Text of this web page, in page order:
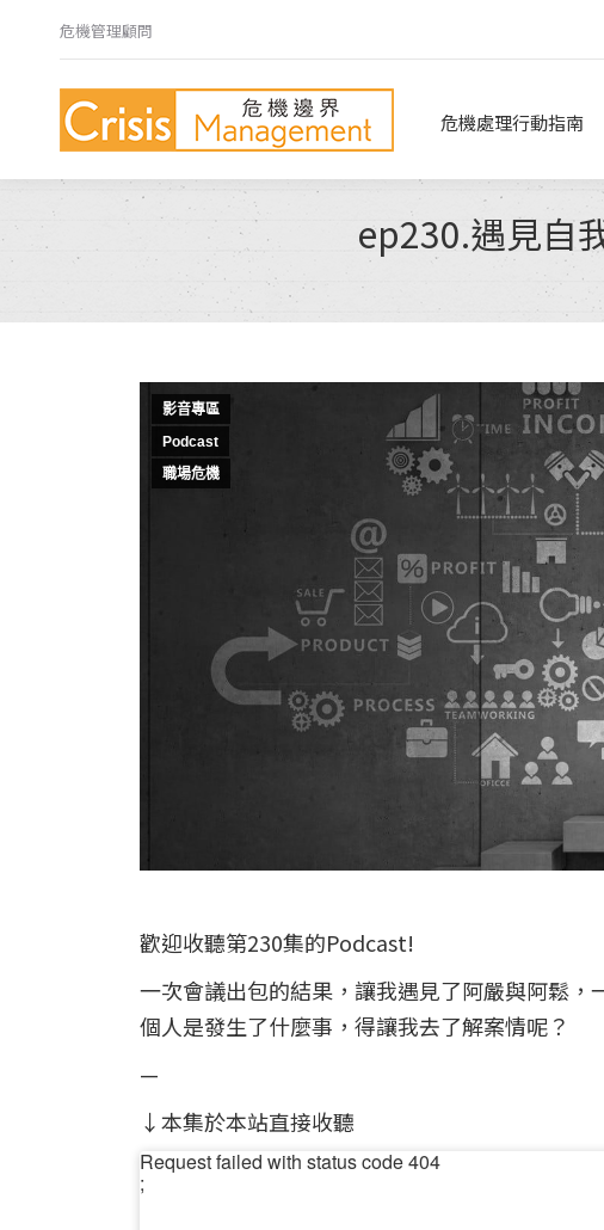
危機管理顧問
危機處理行動指南
ep230.遇見自
影音專區
Podcast
職場危機
歡迎收聽第230集的Podcast!
一次會議出包的結果，讓我遇見了阿嚴與阿鬆
個人是發生了什麼事，得讓我去了解案情呢？
—
↓本集於本站直接收聽